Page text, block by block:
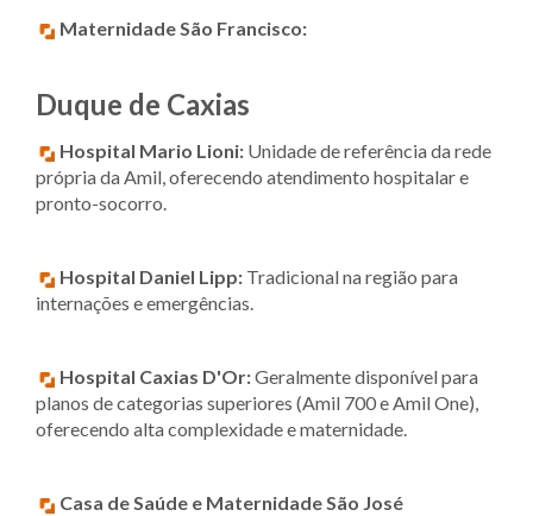
Maternidade São Francisco:
Duque de Caxias
Hospital Mario Lioni: Unidade de referência da rede
própria da Amil, oferecendo atendimento hospitalar e
pronto-socorro.
Hospital Daniel Lipp: Tradicional na região para
internações e emergências.
Hospital Caxias D'Or:Geralmente disponível para
planos de categorias superiores (Amil 700 e Amil One),
oferecendo alta complexidade e maternidade.
Casa de Saúde e Maternidade São José